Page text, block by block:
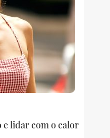
e lidar com o calor